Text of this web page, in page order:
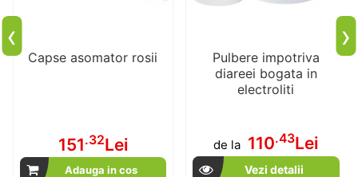
Capse asomator rosii
151.32Lei
Adauga in cos
Pulbere impotriva
diareei bogata in
electroliti
de la 110.43Lei
Vezi detalii
‹ ›